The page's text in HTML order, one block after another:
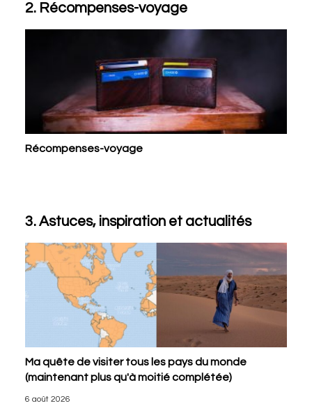
2. Récompenses-voyage
Récompenses-voyage
3. Astuces, inspiration et actualités
Ma quête de visiter tous les pays du monde
(maintenant plus qu'à moitié complétée)
6 août 2026